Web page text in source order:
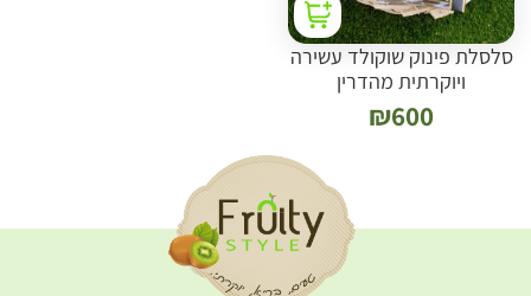
סלסלת פינוק שוקולד עשירה
ויוקרתית מהדרין
₪600